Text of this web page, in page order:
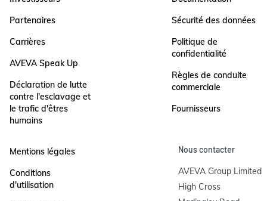
Partenaires
Carrières
AVEVA Speak Up
Déclaration de lutte
contre l'esclavage et
le trafic d'êtres
humains
Sécurité des données
Politique de
confidentialité
Règles de conduite
commerciale
Fournisseurs
Mentions légales
Conditions
d'utilisation
Nous contacter
AVEVA Group Limited
High Cross